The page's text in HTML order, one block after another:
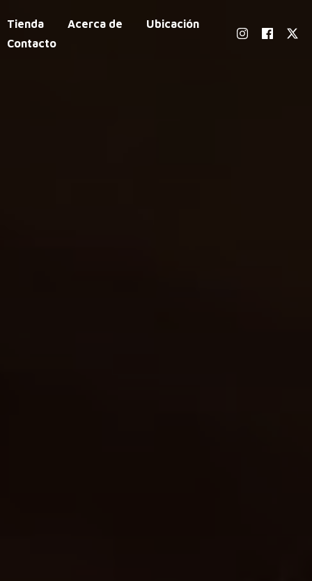
Tienda Acerca de
Ubicación
Contacto